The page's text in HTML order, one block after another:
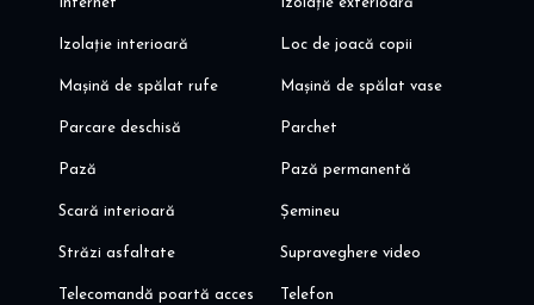
Internet Izolație exterioară
Izolație interioară Loc de joacă copii
Mașină de spălat rufe Mașină de spălat vase
Parcare deschisă Parchet
Pază Pază permanentă
Scară interioară Șemineu
Străzi asfaltate Supraveghere video
Telecomandă poartă acces
Telefon